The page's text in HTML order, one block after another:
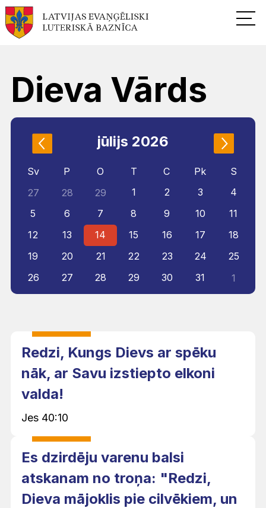
Dieva Vārds
Redzi, Kungs Dievs ar spēku
nāk, ar Savu izstiepto elkoni
valda!
Jes 40:10
Es dzirdēju varenu balsi
atskanam no troņa: "Redzi,
Dieva mājoklis pie cilvēkiem, un
jūlijs 2026
Sv P O T C Pk
S
27
28 29 1 2 3
4
5
6 7 8 9 10
11
12
13 14 15 16 17
18
19
20 21 22 23 24
25
26
27 28 29 30 31 1